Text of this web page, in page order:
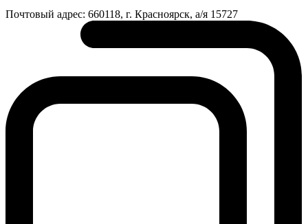
Почтовый адрес: 660118, г. Красноярск, а/я 15727